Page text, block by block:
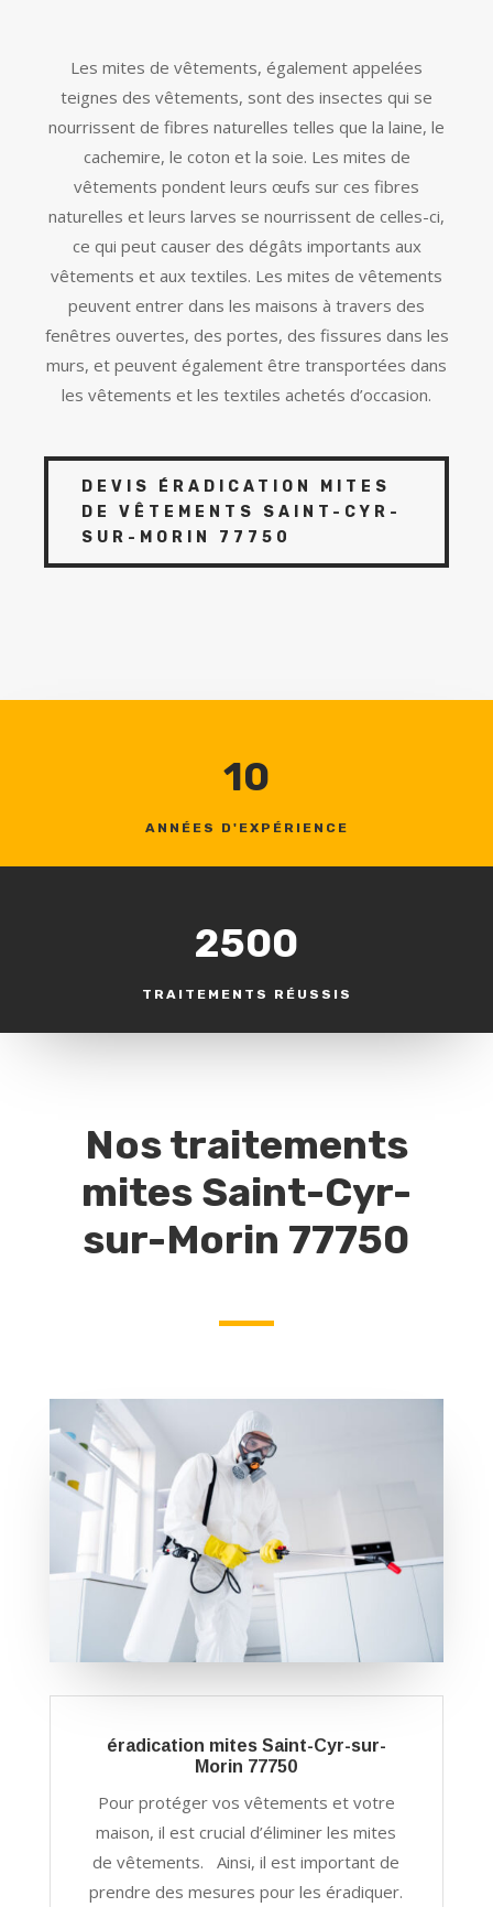
Les mites de vêtements, également appelées
teignes des vêtements, sont des insectes qui se
nourrissent de fibres naturelles telles que la laine, le
cachemire, le coton et la soie. Les mites de
vêtements pondent leurs œufs sur ces fibres
naturelles et leurs larves se nourrissent de celles-ci,
ce qui peut causer des dégâts importants aux
vêtements et aux textiles. Les mites de vêtements
peuvent entrer dans les maisons à travers des
fenêtres ouvertes, des portes, des fissures dans les
murs, et peuvent également être transportées dans
les vêtements et les textiles achetés d’occasion.
DEVIS ÉRADICATION MITES
DE VÊTEMENTS SAINT-CYR-
SUR-MORIN 77750
10
ANNÉES D'EXPÉRIENCE
2500
TRAITEMENTS RÉUSSIS
Nos traitements
mites Saint-Cyr-
sur-Morin 77750
éradication mites Saint-Cyr-sur-
Morin 77750
Pour protéger vos vêtements et votre
maison, il est crucial d’éliminer les mites
de vêtements. Ainsi, il est important de
prendre des mesures pour les éradiquer.